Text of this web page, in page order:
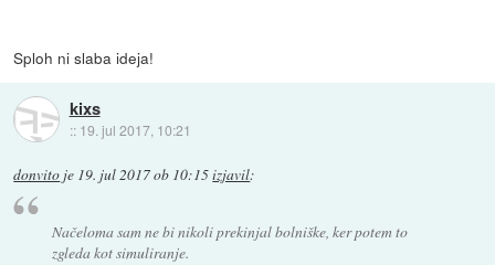
Sploh ni slaba ideja!
kixs
:: 19. jul 2017, 10:21
donvito je 19. jul 2017 ob 10:15izjavil:
Načeloma sam ne bi nikoli prekinjal bolniške, ker potem to
zgleda kot simuliranje.